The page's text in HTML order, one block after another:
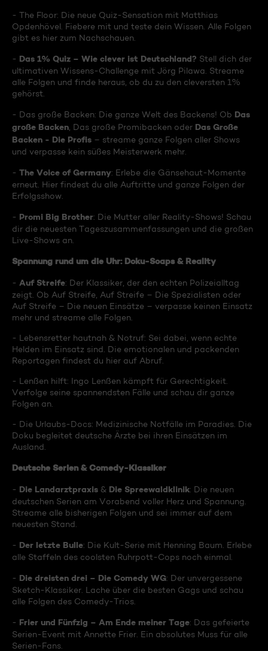
- The Floor: Die neue Quiz-Sensation mit Matthias
Opdenhövel. Fiebere mit und teste dein Wissen. Alle Folgen
gibt es hier zum Nachschauen.
- Das 1% Quiz – Wie clever ist Deutschland? Stell dich der
ultimativen Wissens-Challenge mit Jörg Pilawa. Streame
alle Folgen und finde heraus, ob du zu den cleversten 1%
gehörst.
- Das große Backen: Die ganze Welt des Backens! Ob Das
große Backen , Das große Promibacken oder Das Große
Backen - Die Profis – streame ganze Folgen aller Shows
und verpasse kein süßes Meisterwerk mehr.
- The Voice of Germany: Erlebe die Gänsehaut-Momente
erneut. Hier findest du alle Auftritte und ganze Folgen der
Erfolgsshow.
- Promi Big Brother: Die Mutter aller Reality-Shows! Schau
dir die neuesten Tageszusammenfassungen und die großen
Live-Shows an.
Spannung rund um die Uhr: Doku-Soaps & Reality
- Auf Streife: Der Klassiker, der den echten Polizeialltag
zeigt. Ob Auf Streife, Auf Streife – Die Spezialisten oder
Auf Streife – Die neuen Einsätze – verpasse keinen Einsatz
mehr und streame alle Folgen.
- Lebensretter hautnah & Notruf: Sei dabei, wenn echte
Helden im Einsatz sind. Die emotionalen und packenden
Reportagen findest du hier auf Abruf.
- Lenßen hilft: Ingo Lenßen kämpft für Gerechtigkeit.
Verfolge seine spannendsten Fälle und schau dir ganze
Folgen an.
- Die Urlaubs-Docs: Medizinische Notfälle im Paradies. Die
Doku begleitet deutsche Ärzte bei ihren Einsätzen im
Ausland.
Deutsche Serien & Comedy-Klassiker
- Die Landarztpraxis & Die Spreewaldklinik: Die neuen
deutschen Serien am Vorabend voller Herz und Spannung.
Streame alle bisherigen Folgen und sei immer auf dem
neuesten Stand.
- Der letzte Bulle: Die Kult-Serie mit Henning Baum. Erlebe
alle Staffeln des coolsten Ruhrpott-Cops noch einmal.
- Die dreisten drei – Die Comedy WG: Der unvergessene
Sketch-Klassiker. Lache über die besten Gags und schau
alle Folgen des Comedy-Trios.
- Frier und Fünfzig – Am Ende meiner Tage: Das gefeierte
Serien-Event mit Annette Frier. Ein absolutes Muss für alle
Serien-Fans.